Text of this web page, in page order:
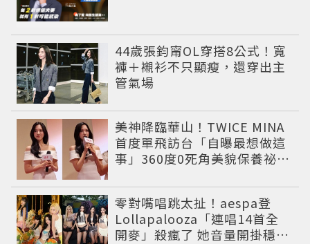
44歲張鈞甯OL穿搭8公式！寬
褲＋襯衫不只顯瘦，還穿出主
管氣場
美神降臨華山！TWICE MINA
首度單飛訪台「自曝最想做這
事」360度0死角美貌保養祕訣
零對嘴唱跳太扯！aespa登
Lollapalooza「連唱14首全
開麥」殺瘋了 她音量開掛穩到